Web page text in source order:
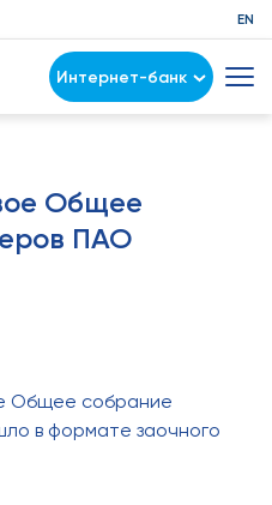
EN
Интернет-банк
Общее
ПАО
Общее собрание
в формате заочного